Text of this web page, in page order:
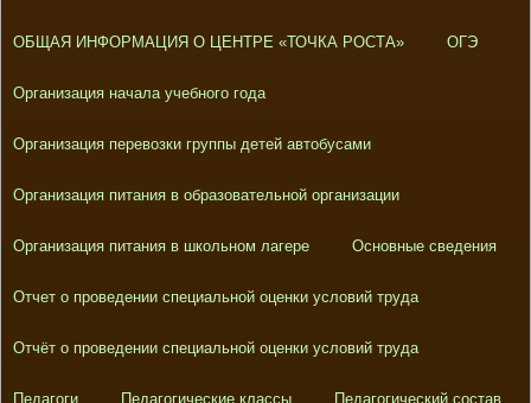
ОБЩАЯ ИНФОРМАЦИЯ О ЦЕНТРЕ «ТОЧКА РОСТА» ОГЭ
Организация начала учебного года
Организация перевозки группы детей автобусами
Организация питания в образовательной организации
Организация питания в школьном лагере Основные сведения
Отчет о проведении специальной оценки условий труда
Отчёт о проведении специальной оценки условий труда
Педагоги Педагогические классы Педагогический состав